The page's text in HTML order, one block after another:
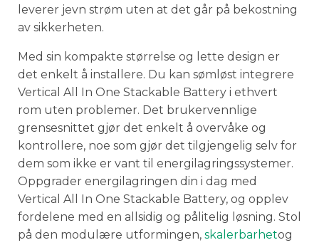
leverer jevn strøm uten at det går på bekostning
av sikkerheten.
Med sin kompakte størrelse og lette design er
det enkelt å installere. Du kan sømløst integrere
Vertical All In One Stackable Battery i ethvert
rom uten problemer. Det brukervennlige
grensesnittet gjør det enkelt å overvåke og
kontrollere, noe som gjør det tilgjengelig selv for
dem som ikke er vant til energilagringssystemer.
Oppgrader energilagringen din i dag med
Vertical All In One Stackable Battery, og opplev
fordelene med en allsidig og pålitelig løsning. Stol
på den modulære utformingen, skalerbarhetog